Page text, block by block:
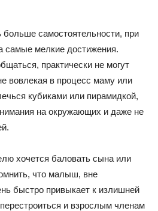
самостоятельности, при
самые мелкие достижения.
практически не могут
вовлекая в процесс маму или
кубиками или пирамидкой,
на окружающих и даже не
хочется баловать сына или
что малыш, вне
быстро привыкает к излишней
и взрослым членам